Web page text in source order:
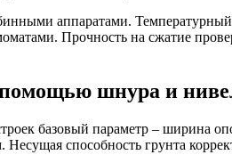
аппаратами.
Прочность на сжатие
помощью шнура и
базовый параметр – ширина
способность грунта